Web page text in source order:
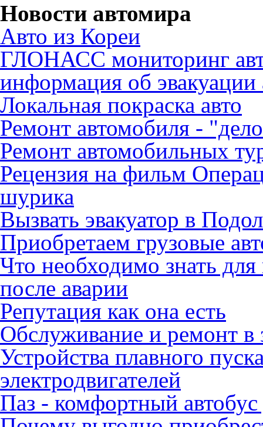
Новости автомира
Авто из Кореи
ГЛОНАСС мониторинг
информация об эвакуации
Локальная покраска авто
Ремонт автомобиля -
Ремонт автомобильных
Рецензия на фильм
шурика
Вызвать эвакуатор в
Приобретаем грузовые
Что необходимо знать
после аварии
Репутация как она есть
Обслуживание и ремонт в
Устройства плавного
электродвигателей
Паз - комфортный